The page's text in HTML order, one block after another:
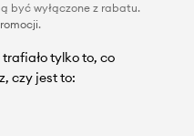
być wyłączone z rabatu.
.
tylko to, co
czy jest to: